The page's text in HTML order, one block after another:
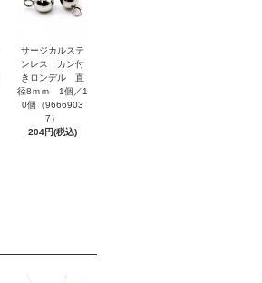
サージカルステ
ンレス カン付
きロンデル 直
径8ｍｍ 1個／1
0個（9666903
7）
204円(税込)